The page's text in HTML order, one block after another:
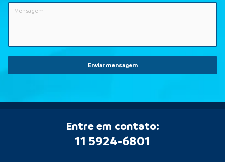
Enviar mensagem
Entre em contato:
11 5924-6801